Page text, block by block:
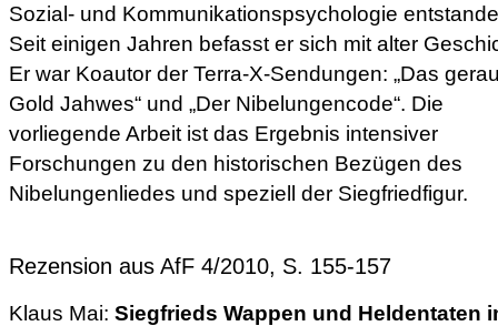
Sozial- und Kommunikationspsychologie
Seit einigen Jahren befasst er sich mit alter
Er war Koautor der Terra-X-Sendungen: „Das
Gold Jahwes“ und „Der Nibelungencode“. Die
vorliegende Arbeit ist das Ergebnis intensiver
Forschungen zu den historischen Bezügen des
Nibelungenliedes und speziell der Siegfriedfigur.
Rezension aus AfF 4/2010, S. 155-157
Klaus Mai: Siegfrieds Wappen und Heldentaten